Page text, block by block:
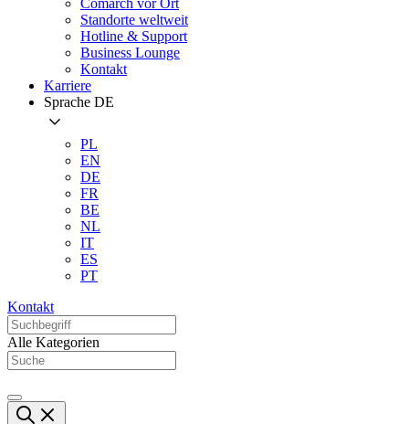
Comarch vor Ort
Standorte weltweit
Hotline & Support
Business Lounge
Kontakt
Karriere
Sprache DE
PL
EN
DE
FR
BE
NL
IT
ES
PT
Kontakt
Alle Kategorien